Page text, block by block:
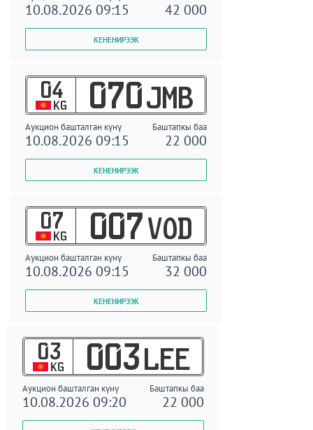
10.08.2026 09:15 42 000
04
KG 070 JMB
Аукцион башталган күнү Баштапкы баа
10.08.2026 09:15 22 000
07
KG 007 VOD
Аукцион башталган күнү Баштапкы баа
10.08.2026 09:15 32 000
03
KG 003 LEE
Аукцион башталган күнү Баштапкы баа
10.08.2026 09:20 22 000